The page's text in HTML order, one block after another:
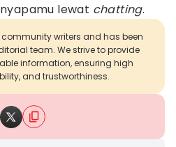
lewat chatting.
writers and has been
team. We strive to provide
information, ensuring high
and trustworthiness.